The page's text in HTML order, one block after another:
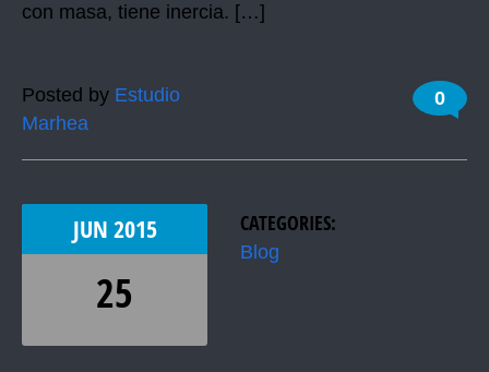
con masa, tiene inercia. […]
Posted by Estudio
Marhea
0
JUN 2015
25
CATEGORIES:
Blog